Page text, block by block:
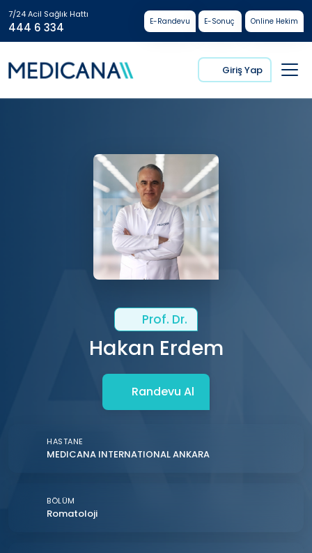
7/24 Acil Sağlık Hattı
444 6 334 E-Randevu E-Sonuç Online Hekim
Giriş Yap
Prof. Dr.
Hakan Erdem
Randevu Al
HASTANE
MEDICANA INTERNATIONAL ANKARA
BÖLÜM
Romatoloji